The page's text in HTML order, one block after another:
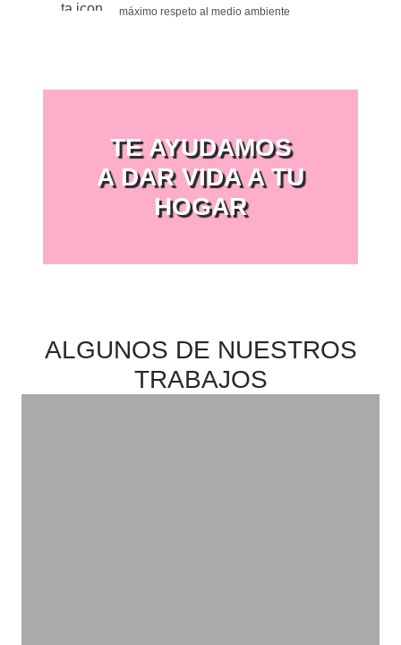
máximo respeto al medio ambiente
TE AYUDAMOS
A DAR VIDA A TU
HOGAR
ALGUNOS DE NUESTROS
TRABAJOS